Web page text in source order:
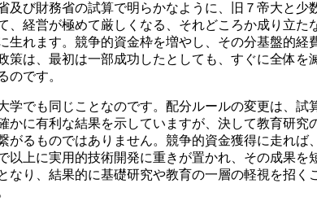
及び財務省の試算で明らかなように、旧７帝大と少
、経営が極めて厳しくなる、それどころか成り立た
生れます。競争的資金枠を増やし、その分基盤的経
策は、最初は一部成功したとしても、すぐに全体を
のです。
学でも同じことなのです。配分ルールの変更は、試
かに有利な結果を示していますが、決して教育研究
がるものではありません。競争的資金獲得に走れば
以上に実用的技術開発に重きが置かれ、その成果を
なり、結果的に基礎研究や教育の一層の軽視を招く